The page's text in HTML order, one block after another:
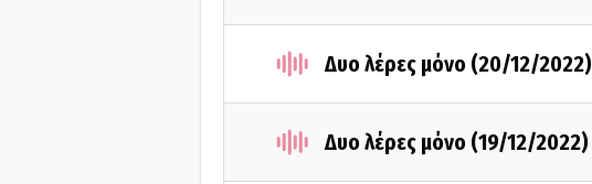
Δυο λέρες μόνο (20/12/2022)
Δυο λέρες μόνο (19/12/2022)